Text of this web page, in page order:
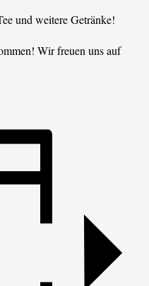
und weitere Getränke!
Wir freuen uns auf